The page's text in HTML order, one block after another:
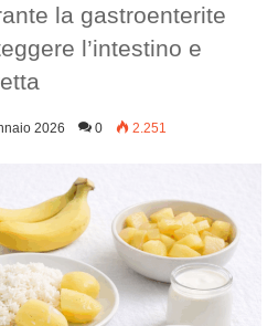
la gastroenterite
l’intestino e
2026 0 2.251